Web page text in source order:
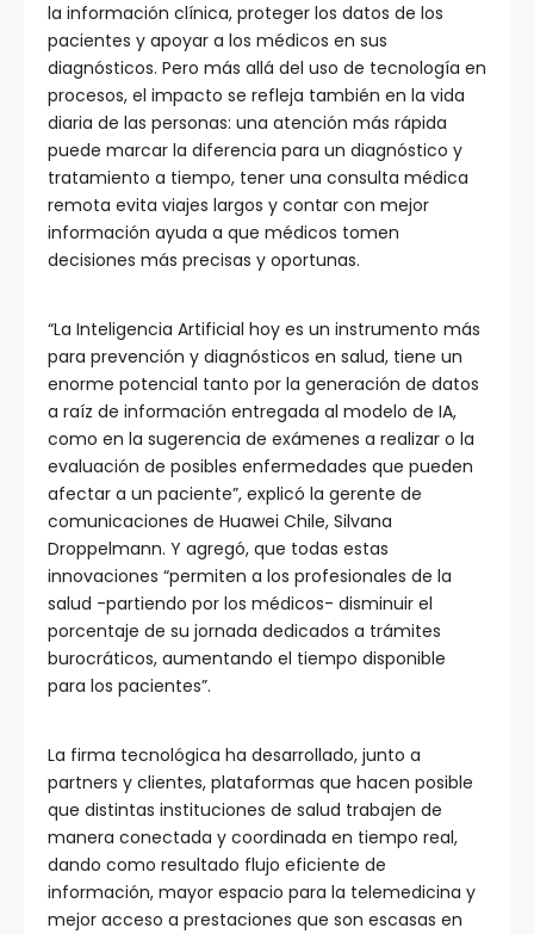
la información clínica, proteger los datos de los
pacientes y apoyar a los médicos en sus
diagnósticos. Pero más allá del uso de tecnología en
procesos, el impacto se refleja también en la vida
diaria de las personas: una atención más rápida
puede marcar la diferencia para un diagnóstico y
tratamiento a tiempo, tener una consulta médica
remota evita viajes largos y contar con mejor
información ayuda a que médicos tomen
decisiones más precisas y oportunas.
“La Inteligencia Artificial hoy es un instrumento más
para prevención y diagnósticos en salud, tiene un
enorme potencial tanto por la generación de datos
a raíz de información entregada al modelo de IA,
como en la sugerencia de exámenes a realizar o la
evaluación de posibles enfermedades que pueden
afectar a un paciente”, explicó la gerente de
comunicaciones de Huawei Chile, Silvana
Droppelmann. Y agregó, que todas estas
innovaciones “permiten a los profesionales de la
salud -partiendo por los médicos- disminuir el
porcentaje de su jornada dedicados a trámites
burocráticos, aumentando el tiempo disponible
para los pacientes”.
La firma tecnológica ha desarrollado, junto a
partners y clientes, plataformas que hacen posible
que distintas instituciones de salud trabajen de
manera conectada y coordinada en tiempo real,
dando como resultado flujo eficiente de
información, mayor espacio para la telemedicina y
mejor acceso a prestaciones que son escasas en